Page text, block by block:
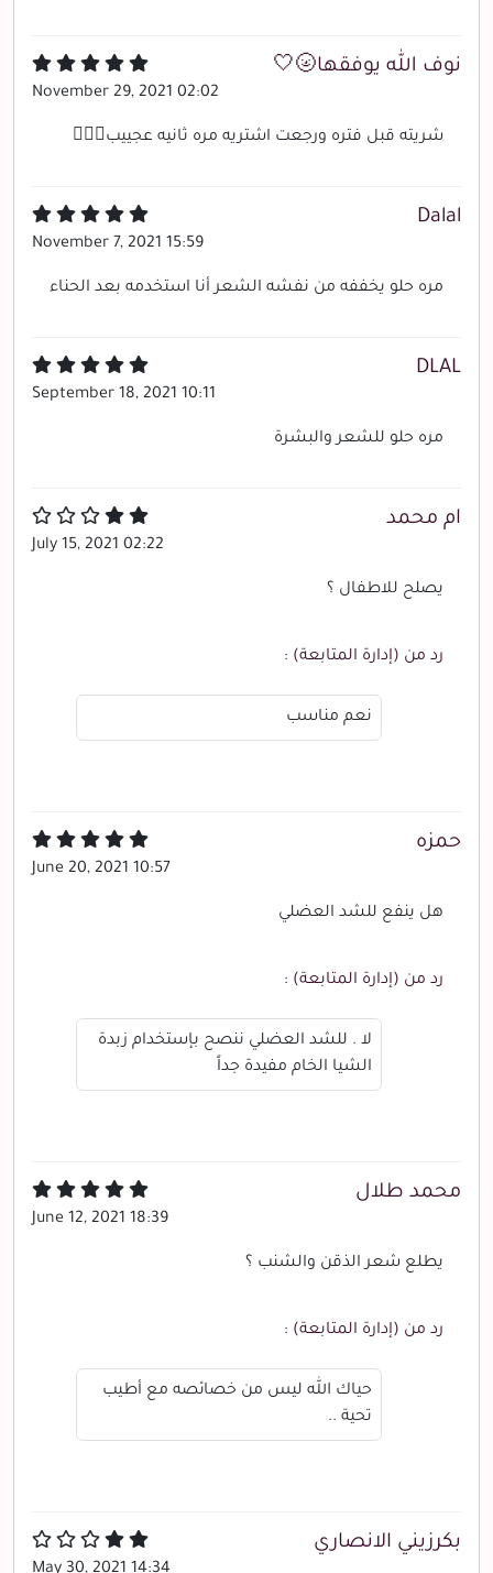
نوف الله يوفقها🌝🤍
November 29, 2021 02:02
شريته قبل فتره ورجعت اشتريه مره ثانيه عجييب👌🏻🤍
Dalal
November 7, 2021 15:59
مره حلو يخففه من نفشه الشعر أنا استخدمه بعد الحناء
DLAL
September 18, 2021 10:11
مره حلو للشعر والبشرة
ام محمد
July 15, 2021 02:22
يصلح للاطفال ؟
رد من (إدارة المتابعة) :
نعم مناسب
حمزه
June 20, 2021 10:57
هل ينفع للشد العضلي
رد من (إدارة المتابعة) :
لا . للشد العضلي ننصح بإستخدام زبدة
الشيا الخام مفيدة جداً
محمد طلال
June 12, 2021 18:39
يطلع شعر الذقن والشنب ؟
رد من (إدارة المتابعة) :
حياك الله ليس من خصائصه مع أطيب
تحية ..
بكرزيني الانصاري